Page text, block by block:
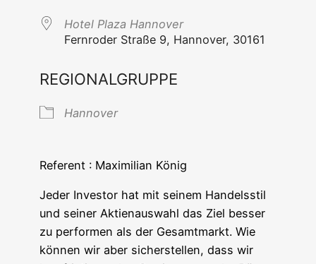
Hotel Pla­za Hannover
Fern­ro­der Stra­ße 9, Han­no­ver, 30161
REGIONALGRUPPE
Han­no­ver
Refe­rent : Maxi­mi­li­an König
Jeder Inves­tor hat mit sei­nem Han­dels­stil
und sei­ner Akti­en­aus­wahl das Ziel bes­ser
zu per­for­men als der Gesamt­markt. Wie
kön­nen wir aber sicher­stel­len, dass wir